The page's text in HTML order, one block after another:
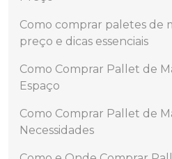
Como comprar paletes de
preço e dicas essenciais
Como Comprar Pallet de
Espaço
Como Comprar Pallet de
Necessidades